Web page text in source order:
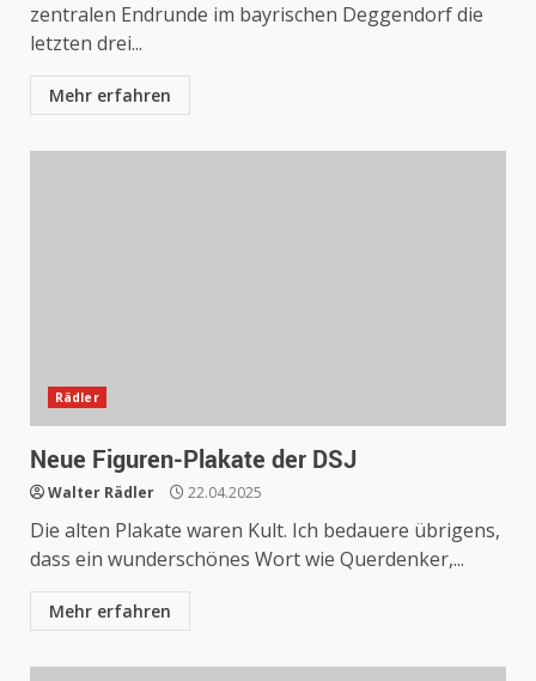
zentralen Endrunde im bayrischen Deggendorf die
letzten drei...
Mehr erfahren
Rädler
Neue Figuren-Plakate der DSJ
Walter Rädler 22.04.2025
Die alten Plakate waren Kult. Ich bedauere übrigens,
dass ein wunderschönes Wort wie Querdenker,...
Mehr erfahren